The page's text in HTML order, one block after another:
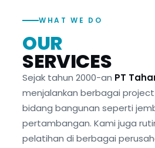
WHAT WE DO
OUR
SERVICES
Sejak tahun 2000-an PT
menjalankan berbagai
bidang bangunan seperti
pertambangan. Kami juga
pelatihan di berbagai